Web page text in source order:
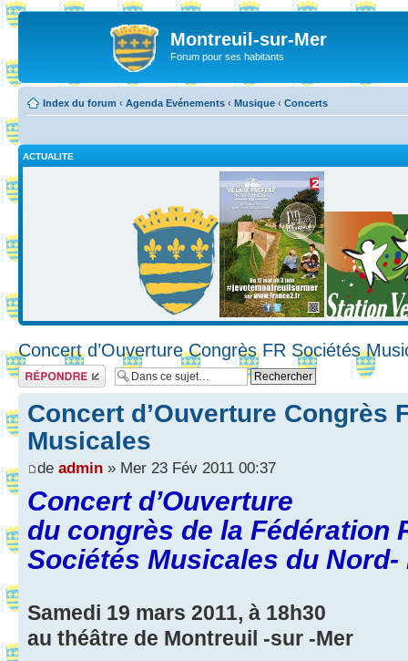
Montreuil-sur-Mer
Forum pour ses habitants
Index du forum ‹ Agenda Evénements ‹ Musique ‹ Concerts
ACTUALITE
Concert d’Ouverture Congrès FR Sociétés
Répondre
Concert d’Ouverture Congrès
Musicales
de admin » Mer 23 Fév 2011 00:37
Concert d’Ouverture
du congrès de la Fédération
Sociétés Musicales du Nord-
Samedi 19 mars 2011, à 18h30
au théâtre de Montreuil -sur -Mer